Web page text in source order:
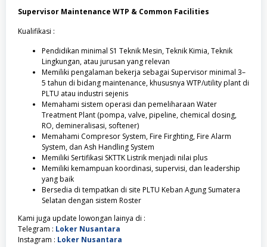
Supervisor Maintenance WTP & Common Facilities
Kualifikasi :
Pendidikan minimal S1 Teknik Mesin, Teknik Kimia, Teknik
Lingkungan, atau jurusan yang relevan
Memiliki pengalaman bekerja sebagai Supervisor minimal 3–
5 tahun di bidang maintenance, khususnya WTP/utility plant di
PLTU atau industri sejenis
Memahami sistem operasi dan pemeliharaan Water
Treatment Plant (pompa, valve, pipeline, chemical dosing,
RO, demineralisasi, softener)
Memahami Compresor System, Fire Firghting, Fire Alarm
System, dan Ash Handling System
Memiliki Sertifikasi SKTTK Listrik menjadi nilai plus
Memiliki kemampuan koordinasi, supervisi, dan leadership
yang baik
Bersedia di tempatkan di site PLTU Keban Agung Sumatera
Selatan dengan sistem Roster
Kami juga update lowongan lainya di :
Telegram : Loker Nusantara
Instagram : Loker Nusantara